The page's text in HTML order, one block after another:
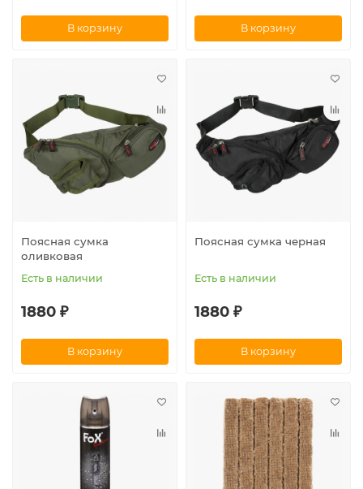
В корзину В корзину
Поясная сумка
оливковая
Есть в наличии
1880 ₽
В корзину
Поясная сумка черная
Есть в наличии
1880 ₽
В корзину